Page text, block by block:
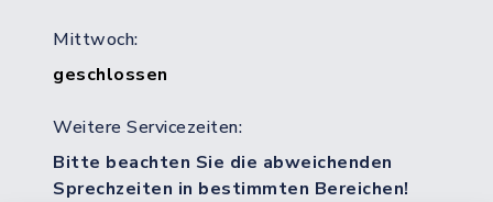
Mittwoch:
geschlossen
Weitere Servicezeiten:
Bitte beachten Sie die abweichenden
Sprechzeiten in bestimmten Bereichen!